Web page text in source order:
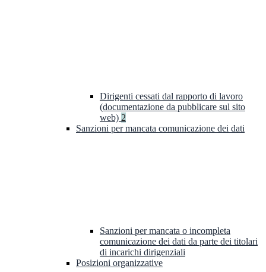
Dirigenti cessati dal rapporto di lavoro
(documentazione da pubblicare sul sito
web) 2
Sanzioni per mancata comunicazione dei dati
Sanzioni per mancata o incompleta
comunicazione dei dati da parte dei titolari
di incarichi dirigenziali
Posizioni organizzative